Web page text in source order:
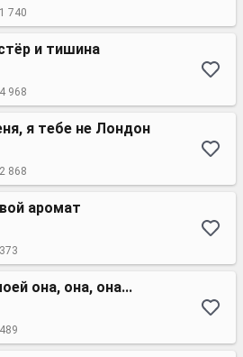
1 740
и тишина
4 968
я тебе не Лондон
2 868
аромат
373
она, она, она...
489